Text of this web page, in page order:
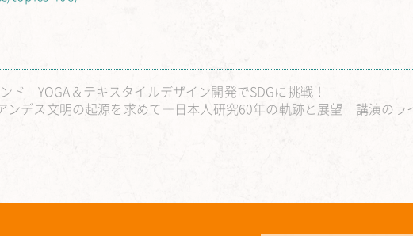
ド YOGA＆テキスタイルデザイン開発でSDGに挑戦！
ンデス文明の起源を求めて―日本人研究60年の軌跡と展望 講演のラ